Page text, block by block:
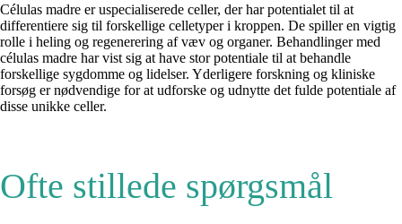
Células madre er uspecialiserede celler, der har potentialet til at
differentiere sig til forskellige celletyper i kroppen. De spiller en vigtig
rolle i heling og regenerering af væv og organer. Behandlinger med
células madre har vist sig at have stor potentiale til at behandle
forskellige sygdomme og lidelser. Yderligere forskning og kliniske
forsøg er nødvendige for at udforske og udnytte det fulde potentiale af
disse unikke celler.
Ofte stillede spørgsmål